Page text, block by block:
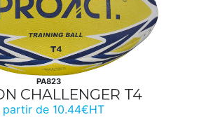
PA823
CHALLENGER T4
partir de 10.44€HT